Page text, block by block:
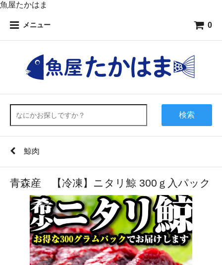
魚屋たかはま
メニュー 0
検索
鯨肉
青森産 【冷凍】ニタリ鯨 300ｇ入パック